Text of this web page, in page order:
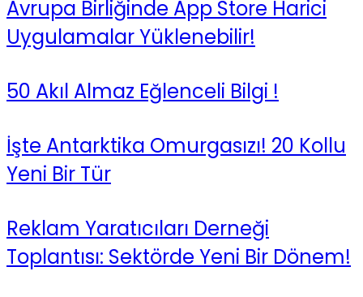
Avrupa Birliğinde App Store Harici
Uygulamalar Yüklenebilir!
50 Akıl Almaz Eğlenceli Bilgi !
İşte Antarktika Omurgasızı! 20 Kollu
Yeni Bir Tür
Reklam Yaratıcıları Derneği
Toplantısı: Sektörde Yeni Bir Dönem!